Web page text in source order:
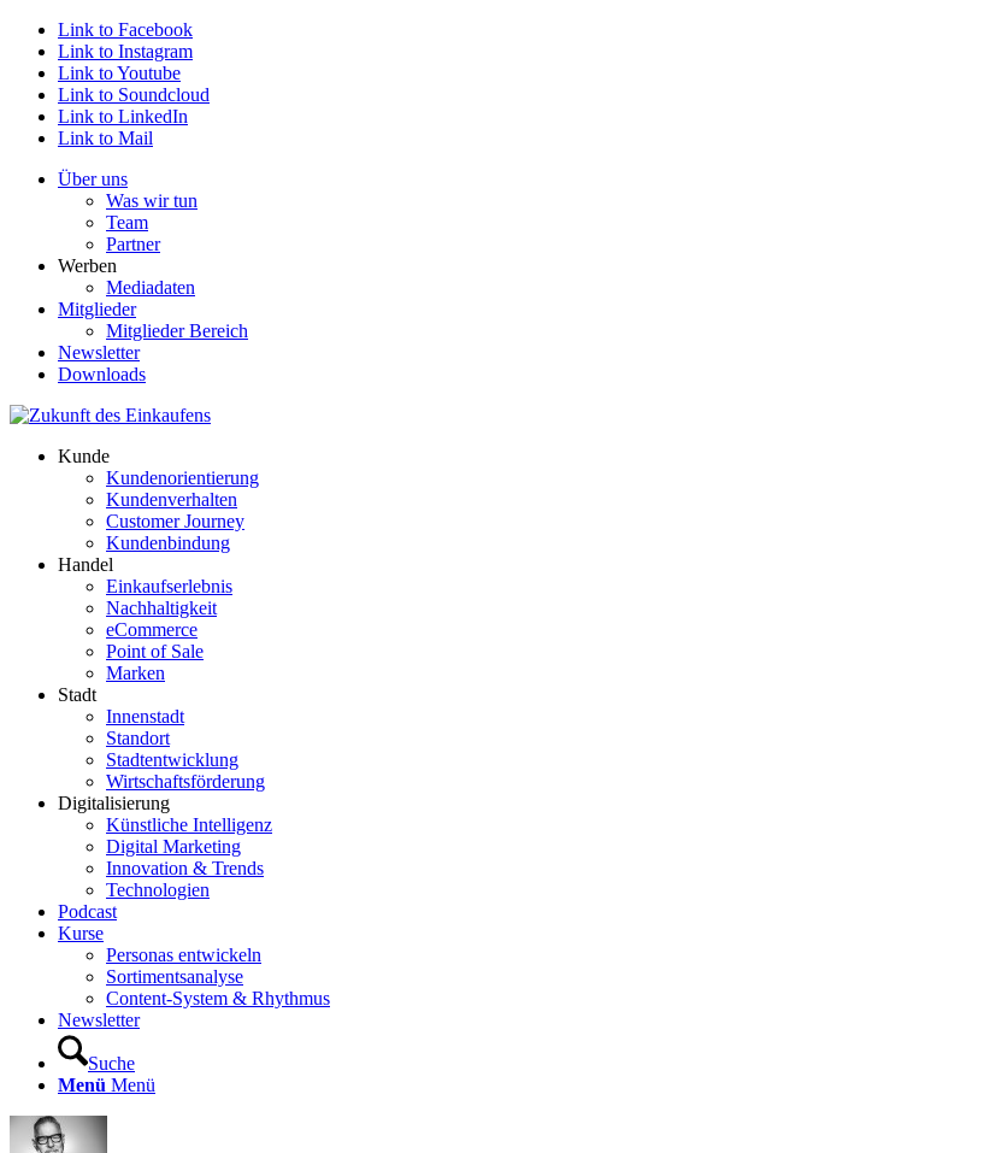
Link to Facebook
Link to Instagram
Link to Youtube
Link to Soundcloud
Link to LinkedIn
Link to Mail
Über uns
Was wir tun
Team
Partner
Werben
Mediadaten
Mitglieder
Mitglieder Bereich
Newsletter
Downloads
Kunde
Kundenorientierung
Kundenverhalten
Customer Journey
Kundenbindung
Handel
Einkaufserlebnis
Nachhaltigkeit
eCommerce
Point of Sale
Marken
Stadt
Innenstadt
Standort
Stadtentwicklung
Wirtschaftsförderung
Digitalisierung
Künstliche Intelligenz
Digital Marketing
Innovation & Trends
Technologien
Podcast
Kurse
Personas entwickeln
Sortimentsanalyse
Content-System & Rhythmus
Newsletter
Suche
Menü Menü